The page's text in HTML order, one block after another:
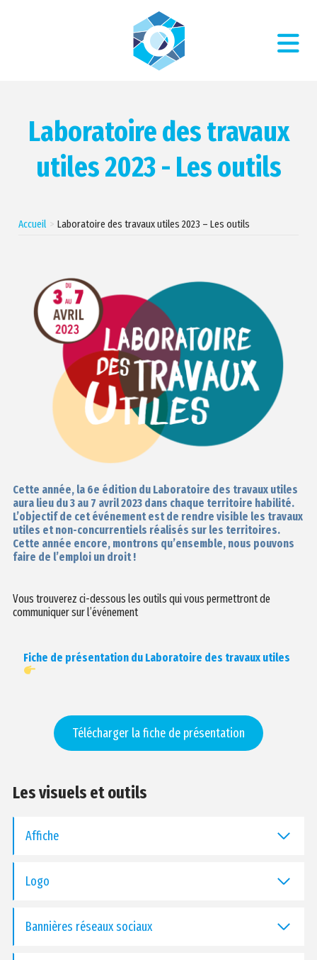
Laboratoire des travaux
utiles 2023 - Les outils
Accueil Laboratoire des travaux utiles 2023 – Les outils
Cette année, la 6e édition du Laboratoire des travaux utiles
aura lieu du 3 au 7 avril 2023 dans chaque territoire habilité.
L’objectif de cet événement est de rendre visible les travaux
utiles et non-concurrentiels réalisés sur les territoires.
Cette année encore, montrons qu’ensemble, nous pouvons
faire de l’emploi un droit !
Vous trouverez ci-dessous les outils qui vous permettront de
communiquer sur l’événement
Fiche de présentation du Laboratoire des travaux utiles
Télécharger la fiche de présentation
Les visuels et outils
Affiche
Logo
Bannières réseaux sociaux